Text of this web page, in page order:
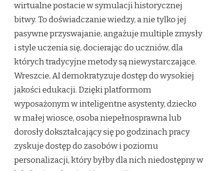
wirtualne postacie w symulacji historycznej
bitwy. To doświadczanie wiedzy, a nie tylko jej
pasywne przyswajanie, angażuje multiple zmysły
i style uczenia się, docierając do uczniów, dla
których tradycyjne metody są niewystarczające.
Wreszcie, AI demokratyzuje dostęp do wysokiej
jakości edukacji. Dzięki platformom
wyposażonym w inteligentne asystenty, dziecko
w małej wiosce, osoba niepełnosprawna lub
dorosły dokształcający się po godzinach pracy
zyskuje dostęp do zasobów i poziomu
personalizacji, który byłby dla nich niedostępny w